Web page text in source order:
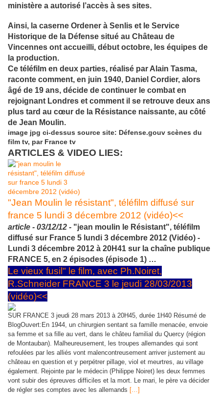
ministère a autorisé l’accès à ses sites.
Ainsi, la caserne Ordener à Senlis et le Service
Historique de la Défense situé au Château de
Vincennes ont accueilli, début octobre, les équipes de
la production.
Ce téléfilm en deux parties, réalisé par Alain Tasma,
raconte comment, en juin 1940, Daniel Cordier, alors
âgé de 19 ans, décide de continuer le combat en
rejoignant Londres et comment il se retrouve deux ans
plus tard au cœur de la Résistance naissante, au côté
de Jean Moulin.
image jpg ci-dessus source site: Défense.gouv scènes du
film tv, par France tv
ARTICLES & VIDEO LIES:
"Jean Moulin le résistant", téléfilm diffusé sur
france 5 lundi 3 décembre 2012 (vidéo)<<
article - 03/12/12 - "jean moulin le Résistant", téléfilm
diffusé sur France 5 lundi 3 décembre 2012 (Vidéo) -
Lundi 3 décembre 2012 à 20H41 sur la chaîne publique
FRANCE 5, en 2 épisodes (épisode 1) …
Le vieux fusil" le film, avec Ph.Noiret,
R.Schneider FRANCE 3 le jeudi 28/03/2013
(vidéo)<<
SUR FRANCE 3 jeudi 28 mars 2013 à 20H45, durée 1H40 Résumé de
BlogOuvert:En 1944, un chirurgien sentant sa famille menacée, envoie
sa femme et sa fille au vert, dans le châteu familial du Quercy (région
de Montauban). Malheureusement, les troupes allemandes qui sont
refoulées par les alliés vont malencontreusement arriver justement au
château en question et y perpétrer pillage, viol et meurtres, au village
également. Rejointe par le médecin (Philippe Noiret) les deux femmes
vont subir des épreuves difficiles et la mort. Le mari, le père va décider
de régler ses comptes avec les allemands […]